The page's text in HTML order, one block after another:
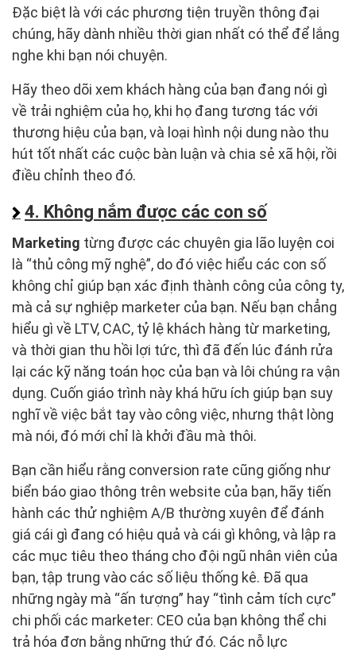
Đặc biệt là với các phương tiện truyền thông đại
chúng, hãy dành nhiều thời gian nhất có thể để lắng
nghe khi bạn nói chuyện.
Hãy theo dõi xem khách hàng của bạn đang nói gì
về trải nghiệm của họ, khi họ đang tương tác với
thương hiệu của bạn, và loại hình nội dung nào thu
hút tốt nhất các cuộc bàn luận và chia sẻ xã hội, rồi
điều chỉnh theo đó.
4. Không nắm được các con số
Marketing từng được các chuyên gia lão luyện coi
là “thủ công mỹ nghệ”, do đó việc hiểu các con số
không chỉ giúp bạn xác định thành công của công ty,
mà cả sự nghiệp marketer của bạn. Nếu bạn chẳng
hiểu gì về LTV, CAC, tỷ lệ khách hàng từ marketing,
và thời gian thu hồi lợi tức, thì đã đến lúc đánh rửa
lại các kỹ năng toán học của bạn và lôi chúng ra vận
dụng. Cuốn giáo trình này khá hữu ích giúp bạn suy
nghĩ về việc bắt tay vào công việc, nhưng thật lòng
mà nói, đó mới chỉ là khởi đầu mà thôi.
Bạn cần hiểu rằng conversion rate cũng giống như
biển báo giao thông trên website của bạn, hãy tiến
hành các thử nghiệm A/B thường xuyên để đánh
giá cái gì đang có hiệu quả và cái gì không, và lập ra
các mục tiêu theo tháng cho đội ngũ nhân viên của
bạn, tập trung vào các số liệu thống kê. Đã qua
những ngày mà “ấn tượng” hay “tình cảm tích cực”
chi phối các marketer: CEO của bạn không thể chi
trả hóa đơn bằng những thứ đó. Các nỗ lực